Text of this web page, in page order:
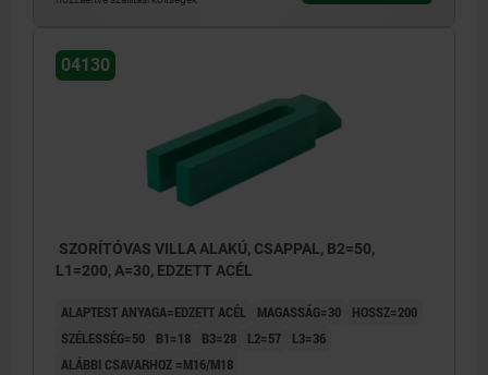
04130
SZORÍTÓVAS VILLA ALAKÚ, CSAPPAL, B2=50,
L1=200, A=30, EDZETT ACÉL
ALAPTEST ANYAGA=EDZETT ACÉL MAGASSÁG=30
HOSSZ=200
SZÉLESSÉG=50
B1=18 B3=28 L2=57
L3=36
ALÁBBI CSAVARHOZ =M16/M18